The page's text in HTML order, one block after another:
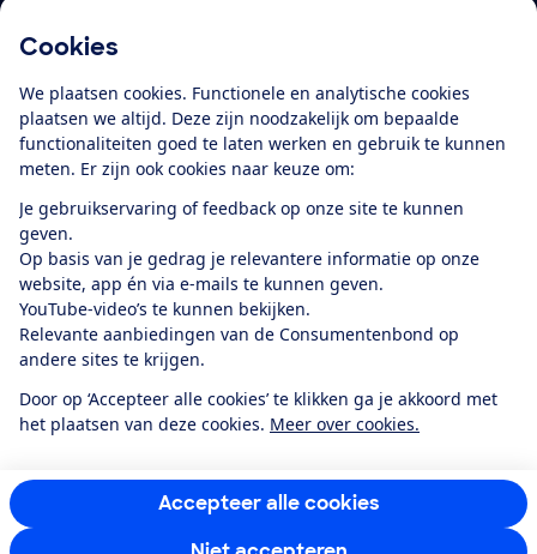
Cookies
We plaatsen cookies. Functionele en analytische cookies
plaatsen we altijd. Deze zijn noodzakelijk om bepaalde
functionaliteiten goed te laten werken en gebruik te kunnen
meten. Er zijn ook cookies naar keuze om:
Je gebruikservaring of feedback op onze site te kunnen
geven.
Op basis van je gedrag je relevantere informatie op onze
website, app én via e-mails te kunnen geven.
YouTube-video’s te kunnen bekijken.
Relevante aanbiedingen van de Consumentenbond op
andere sites te krijgen.
Door op ‘Accepteer alle cookies’ te klikken ga je akkoord met
het plaatsen van deze cookies. Meer over cookies.
Accepteer alle cookies
Alles over de
app
Algemene Voorwaarden
Privacyverklaring
Cookiebeleid
Privacyvoorkeuren
Toegankelijkheid
RSS-feed nieuws
Facebook
TwitterInstagram
YoutubeLinkedIn
12.901consumentenbeoordelen de Consumentenbondmet gemiddeld